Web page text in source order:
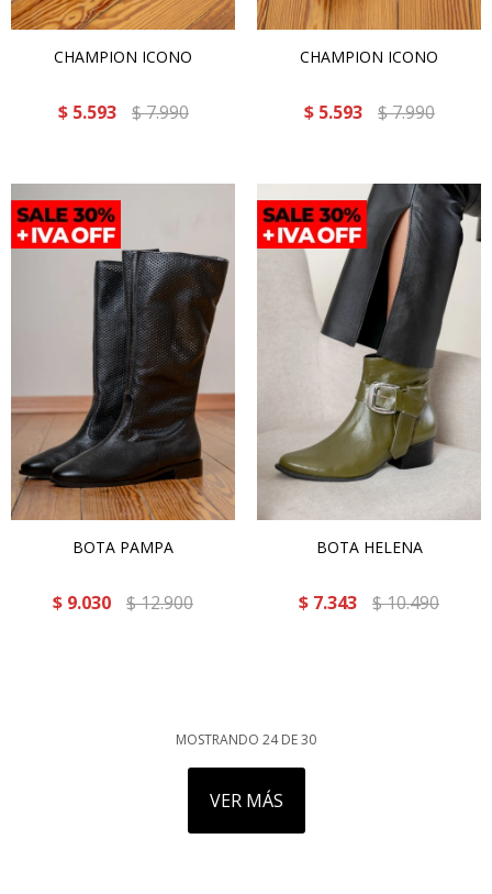
CHAMPION ICONO
$ 5.593 $7.990
CHAMPION ICONO
$ 5.593 $7.990
BOTA PAMPA
$ 9.030 $12.900
BOTA HELENA
$ 7.343 $10.490
MOSTRANDO 24DE30
VER MÁS